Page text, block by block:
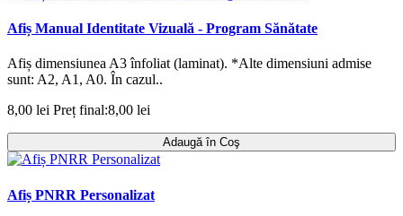
Afiș Manual Identitate Vizuală - Program Sănătate
Afiș dimensiunea A3 înfoliat (laminat). *Alte dimensiuni admise
sunt: A2, A1, A0. În cazul..
8,00 lei Preț final:8,00 lei
Adaugă în Coş
Afiș PNRR Personalizat